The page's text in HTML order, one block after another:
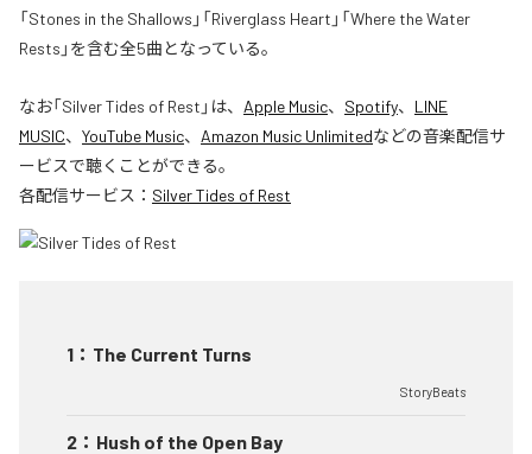
「Stones in the Shallows」「Riverglass Heart」「Where the Water
Rests」を含む全5曲となっている。
なお「Silver Tides of Rest 」は、 Apple Music、 Spotify、 LINE
MUSIC、 YouTube Music、 Amazon Music Unlimitedなどの音楽配信サ
ービスで聴くことができる。
各配信サービス： Silver Tides of Rest
1 ： The Current Turns
StoryBeats
2 ： Hush of the Open Bay